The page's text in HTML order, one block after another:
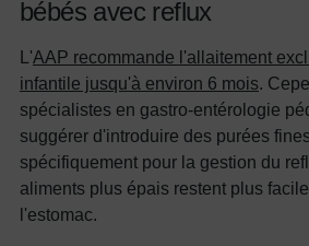
bébés avec reflux
L'AAP recommande l'allaitement
infantile jusqu'à environ 6 mois.
spécialistes en gastro-entérologie
suggérer d'introduire des purées
spécifiquement pour la gestion du
aliments plus épais restent plus
l'estomac.